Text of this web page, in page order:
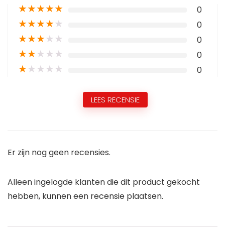
★★★★★ 0
★★★★★ 0
★★★★★ 0
★★★★★ 0
★★★★★ 0
LEES RECENSIE
Er zijn nog geen recensies.
Alleen ingelogde klanten die dit product gekocht
hebben, kunnen een recensie plaatsen.